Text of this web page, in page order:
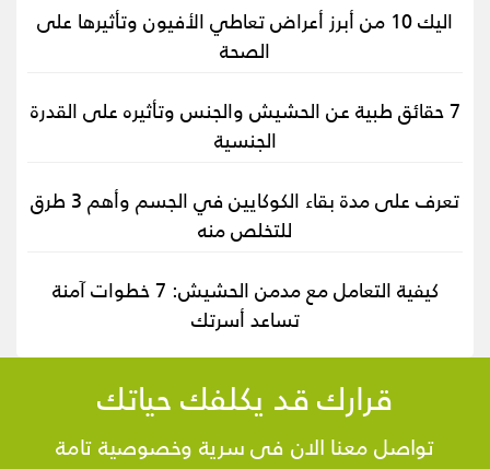
اليك 10 من أبرز أعراض تعاطي الأفيون وتأثيرها على
الصحة
7 حقائق طبية عن الحشيش والجنس وتأثيره على القدرة
الجنسية
تعرف على مدة بقاء الكوكايين في الجسم وأهم 3 طرق
للتخلص منه
كيفية التعامل مع مدمن الحشيش: 7 خطوات آمنة
تساعد أسرتك
قرارك قد يكلفك حياتك
تواصل معنا الان فى سرية وخصوصية تامة